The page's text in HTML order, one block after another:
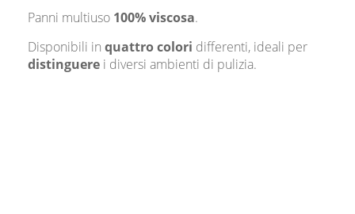
Panni multiuso 100% viscosa.
Disponibili in quattro colori differenti, ideali per
distinguere i diversi ambienti di pulizia.